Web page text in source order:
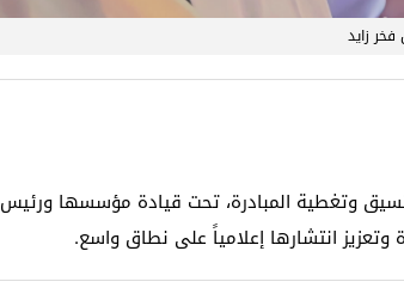
زايد
وتغطية المبادرة، تحت قيادة مؤسسها ورئيس
وتعزيز انتشارها إعلامياً على نطاق واسع.